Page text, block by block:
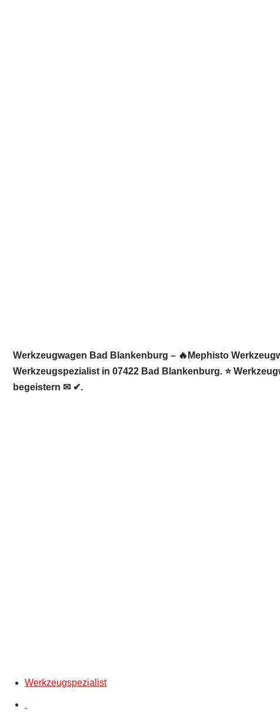
Werkzeugwagen Bad Blankenburg – 🔥Mephisto
Werkzeugspezialist in 07422 Bad Blankenburg. ⭐
begeistern ✉ ✔.
Werkzeugspezialist